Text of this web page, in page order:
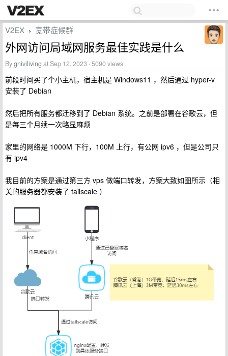
V2EX › 宽带症候群
外网访问局域网服务最佳实践是什么
Bygniviliving at Sep 12, 2023 · 5090 views
前段时间买了个小主机，宿主机是 Windows11 ，然后通过 hyper-v
安装了 Debian
然后把所有服务都迁移到了 Debian 系统。之前是部署在谷歌云，但
是每三个月续一次略显麻烦
家里的网络是 1000M 下行，100M 上行，有公网 ipv6 ，但是公司只
有 ipv4
我目前的方案是通过第三方 vps 做端口转发，方案大致如图所示（相
关的服务器都安装了 tailscale ）